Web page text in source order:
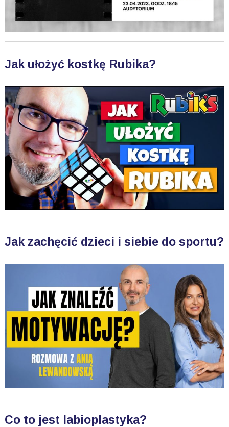
Jak ułożyć kostkę Rubika?
Jak zachęcić dzieci i siebie do sportu?
Co to jest labioplastyka?